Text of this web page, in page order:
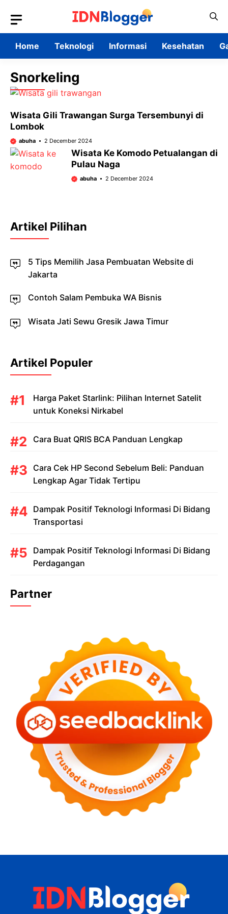
content
Home
Teknologi Informasi Kesehatan
Snorkeling
Wisata Gili Trawangan Surga Tersembunyi di
Lombok
abuha 2 December 2024
Wisata Ke Komodo Petualangan di
Pulau Naga
abuha 2 December 2024
Artikel Pilihan
5 Tips Memilih Jasa Pembuatan Website di
Jakarta
Contoh Salam Pembuka WA Bisnis
Wisata Jati Sewu Gresik Jawa Timur
Artikel Populer
Harga Paket Starlink: Pilihan Internet Satelit
untuk Koneksi Nirkabel
Cara Buat QRIS BCA Panduan Lengkap
Cara Cek HP Second Sebelum Beli: Panduan
Lengkap Agar Tidak Tertipu
Dampak Positif Teknologi Informasi Di Bidang
Transportasi
Dampak Positif Teknologi Informasi Di Bidang
Perdagangan
Partner